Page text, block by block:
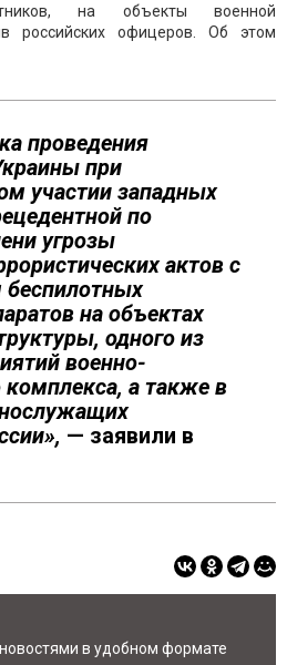
на объекты военной
российских офицеров. Об этом
проведения
при
участии западных
по
угрозы
актов с
беспилотных
на объектах
одного из
военно-
а также в
— заявили в
в удобном формате